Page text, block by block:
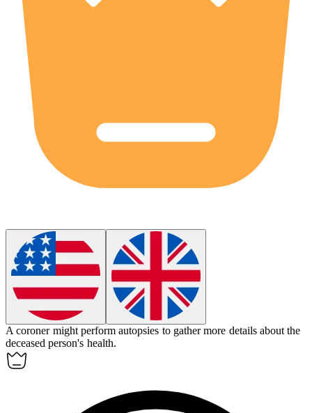
Acoroner might perform autopsies to gather more details about the
deceased person's health.